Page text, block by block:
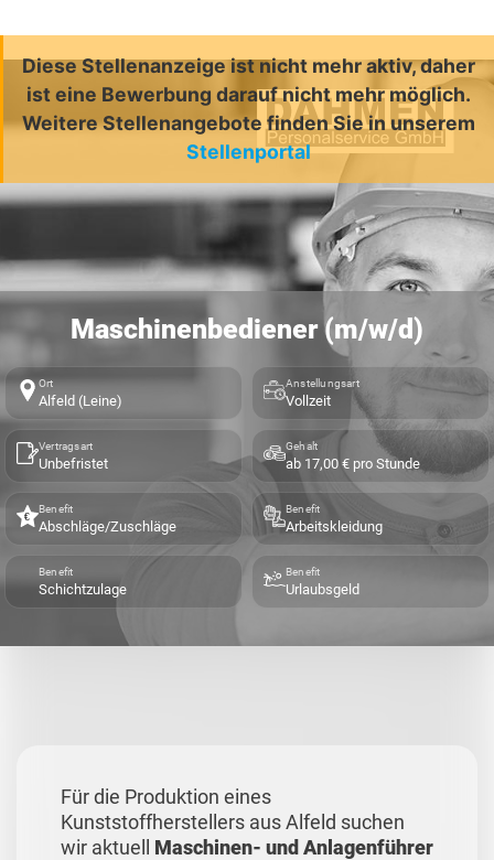
Diese Stellenanzeige ist nicht mehr aktiv, daher
ist eine Bewerbung darauf nicht mehr möglich.
Weitere Stellenangebote finden Sie in unserem
Stellenportal
Maschinenbediener (m/w/d)
Ort
Alfeld (Leine)
Anstellungsart
Vollzeit
Vertragsart
Unbefristet
Gehalt
ab 17,00 € pro Stunde
Benefit
Abschläge/Zuschläge
Benefit
Arbeitskleidung
Benefit
Schichtzulage
Benefit
Urlaubsgeld
Für die Produktion eines
Kunststoffherstellers aus Alfeld suchen
wir aktuell Maschinen- und Anlagenführer